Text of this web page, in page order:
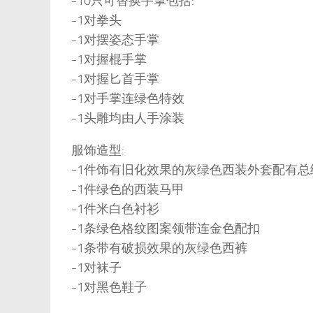
-1对拳头
-1对摆姿态手掌
-1对握棍手掌
-1对握匕首手掌
-1对手掌连绿色特效
-1头雕均由人手涂装
服饰造型:
-1件饰有旧化效果的灰绿色西装外套配有
-1件绿色的西装马甲
-1件米白色衬衫
-1条绿色格纹图案领带连金色配扣
-1条带有破损效果的灰绿色西裤
-1对袜子
-1对黑色鞋子